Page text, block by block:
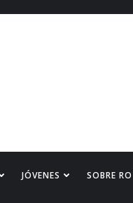
JÓVENES SOBRE